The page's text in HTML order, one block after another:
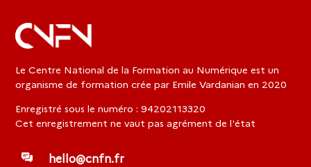
Le Centre National de la Formation au Numérique est un
organisme de formation crée par Emile Vardanian en 2020
Enregistré sous le numéro : 94202113320
Cet enregistrement ne vaut pas agrément de l'état
hello@cnfn.fr